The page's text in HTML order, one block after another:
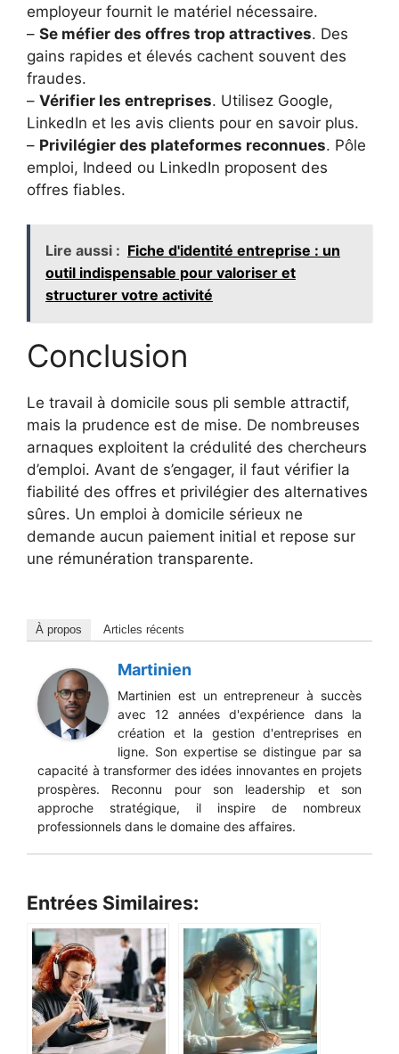
employeur fournit le matériel nécessaire.
– Se méfier des offres trop attractives. Des
gains rapides et élevés cachent souvent des
fraudes.
– Vérifier les entreprises. Utilisez Google,
LinkedIn et les avis clients pour en savoir plus.
– Privilégier des plateformes reconnues. Pôle
emploi, Indeed ou LinkedIn proposent des
offres fiables.
Lire aussi : Fiche d'identité entreprise : un
outil indispensable pour valoriser et
structurer votre activité
Conclusion
Le travail à domicile sous pli semble attractif,
mais la prudence est de mise. De nombreuses
arnaques exploitent la crédulité des chercheurs
d’emploi. Avant de s’engager, il faut vérifier la
fiabilité des offres et privilégier des alternatives
sûres. Un emploi à domicile sérieux ne
demande aucun paiement initial et repose sur
une rémunération transparente.
À propos Articles récents
Martinien
Martinien est un entrepreneur à succès
avec 12 années d'expérience dans la
création et la gestion d'entreprises en
ligne. Son expertise se distingue par sa
capacité à transformer des idées innovantes en projets
prospères. Reconnu pour son leadership et son
approche stratégique, il inspire de nombreux
professionnels dans le domaine des affaires.
Entrées Similaires: